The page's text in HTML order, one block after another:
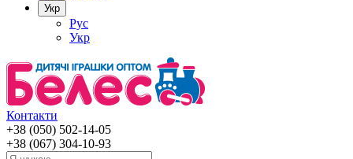
Укр
Рус
Укр
Контакти
+38 (050) 502-14-05
+38 (067) 304-10-93